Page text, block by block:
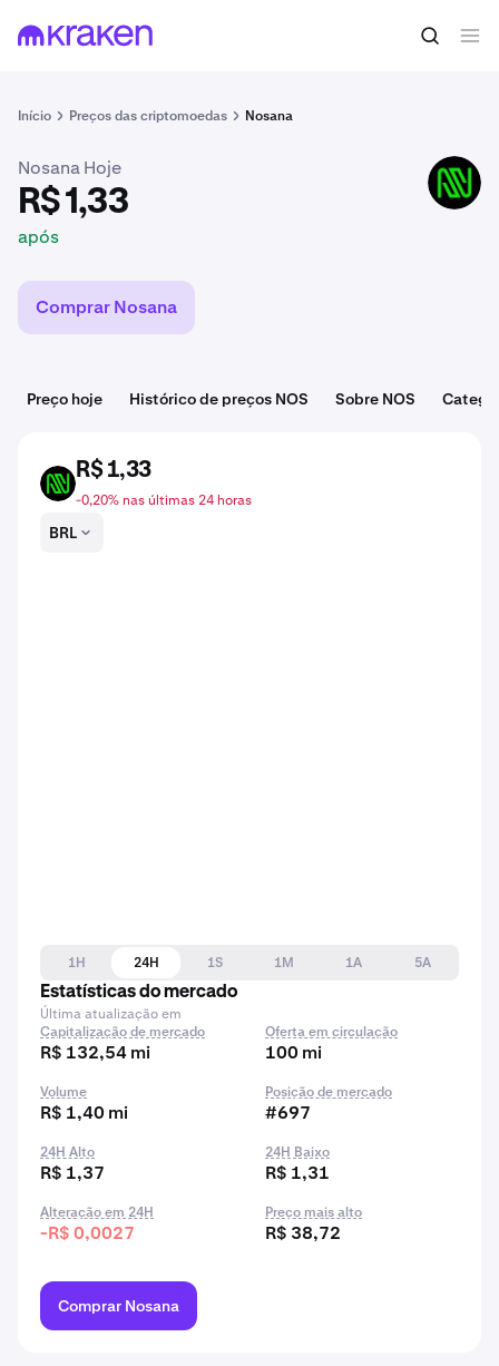
Início Preços das criptomoedas Nosana
R$ 1,33 Comprar NOS
Nosana Hoje
R$ 1,33
após
NOS
Comprar Nosana
Preço hoje Histórico de preços NOS Sobre NOS
NOS
R$ 1,33
-0,20% nas últimas 24 horas
BRL
1H 24H 1S 1M 1A
5A
Estatísticas do mercado
Última atualização em
Capitalização de mercado
R$ 132,54 mi
Oferta em circulação
100 mi
Volume
R$ 1,40 mi
Posição de mercado
#697
24H Alto
R$ 1,37
24H Baixo
R$ 1,31
Alteração em 24H
-R$ 0,0027
Preço mais alto
R$ 38,72
Comprar Nosana